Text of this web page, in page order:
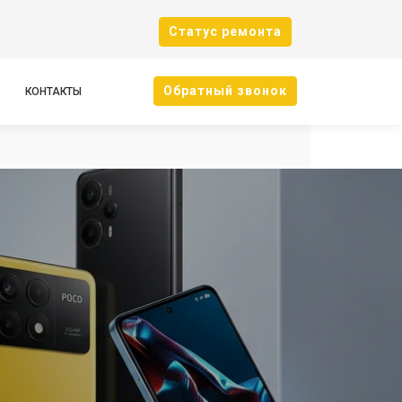
Cтатус ремонта
КОНТАКТЫ Oбратный звонок